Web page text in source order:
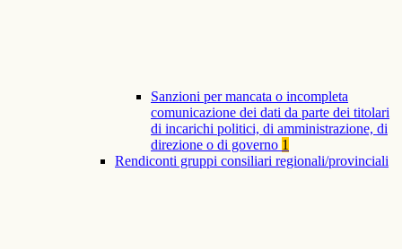
Sanzioni per mancata o incompleta
comunicazione dei dati da parte dei titolari
di incarichi politici, di amministrazione, di
direzione o di governo 1
Rendiconti gruppi consiliari regionali/provinciali